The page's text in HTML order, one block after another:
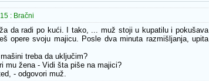
: Bračni
da radi po kući. I tako, ... muž stoji u kupatilu i pokušava
opere svoju majicu. Posle dva minuta razmišljanja, upita
treba da uključim?
mu žena - Vidi šta piše na majici?
- odgovori muž.